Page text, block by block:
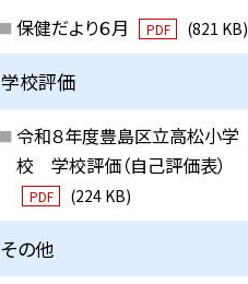
保健だより６月 PDF (821 KB)
学校評価
令和８年度豊島区立高松小学
校 学校評価（自己評価表）
PDF (224 KB)
その他